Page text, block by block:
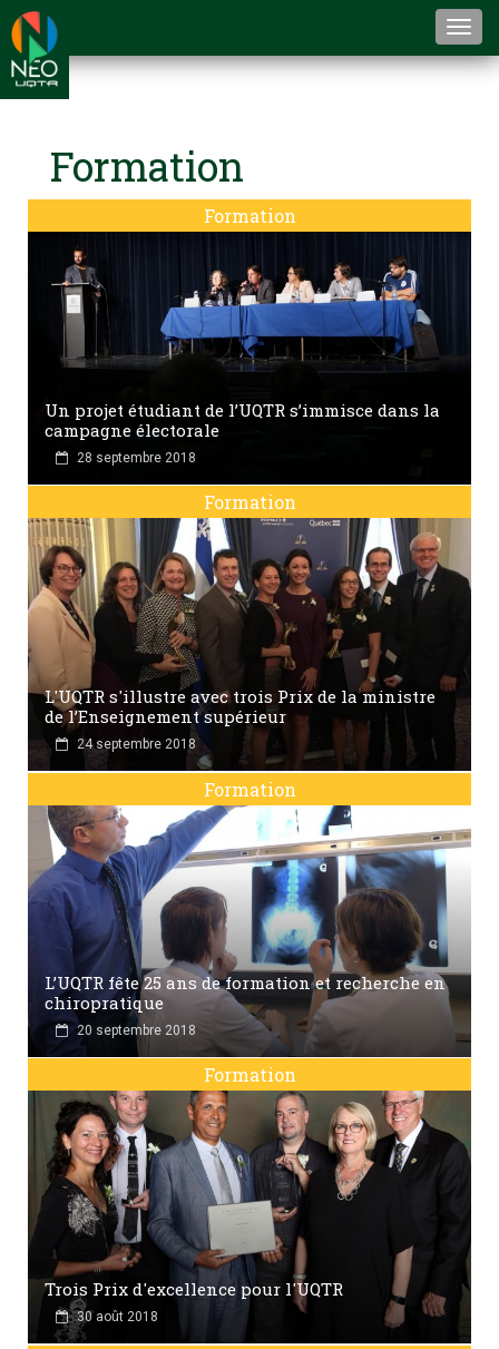
Formation
Formation
Un projet étudiant de l’UQTR s’immisce dans la
campagne électorale
28 septembre 2018
Formation
L'UQTR s'illustre avec trois Prix de la ministre
de l’Enseignement supérieur
24 septembre 2018
Formation
L’UQTR fête 25 ans de formation et recherche en
chiropratique
20 septembre 2018
Formation
Trois Prix d'excellence pour l'UQTR
30 août 2018